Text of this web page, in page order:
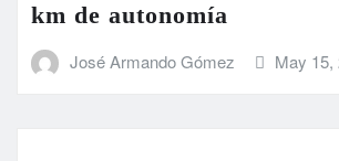
km de autonomía
José Armando Gómez May 15,